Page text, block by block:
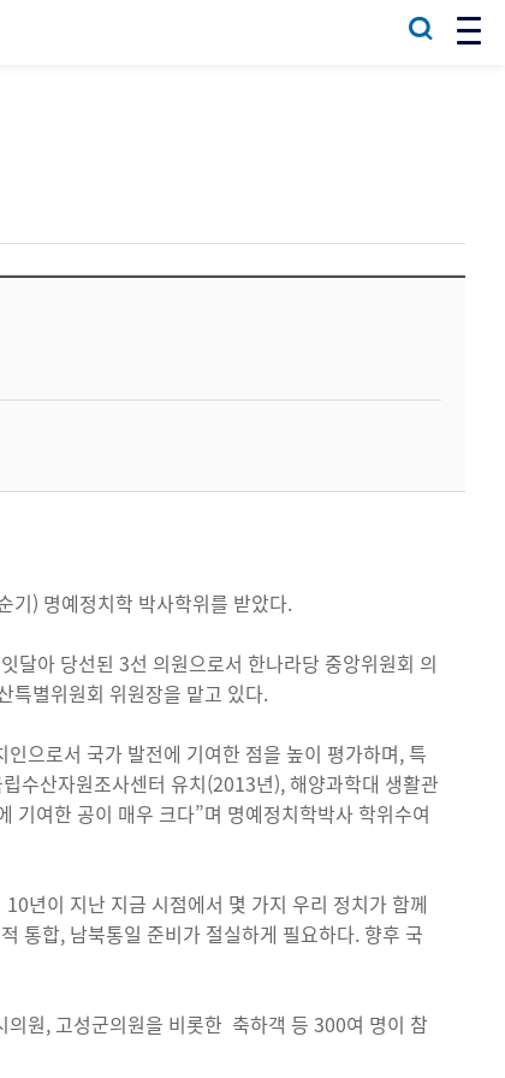
기) 명예정치학 박사학위를 받았다.
달아 당선된 3선 의원으로서 한나라당 중앙위원회 의
특별위원회 위원장을 맡고 있다.
으로서 국가 발전에 기여한 점을 높이 평가하며, 특
수산자원조사센터 유치(2013년), 해양과학대 생활관
기여한 공이 매우 크다”며 명예정치학박사 학위수여
년이 지난 지금 시점에서 몇 가지 우리 정치가 함께
통합, 남북통일 준비가 절실하게 필요하다. 향후 국
원, 고성군의원을 비롯한 축하객 등 300여 명이 참